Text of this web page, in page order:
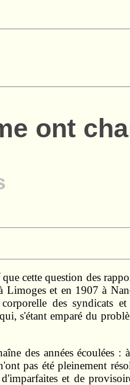
ont
que cette question des
et en 1907 à
des syndicats
s'étant emparé du
des années écoulées :
pas été pleinement
et de